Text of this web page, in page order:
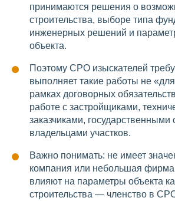
принимаются решения о
строительства, выборе типа
инженерных решений и
объекта.
Поэтому СРО изыскателей
выполняет такие работы не
рамках договорных
работе с застройщиками,
заказчиками, государственными
владельцами участков.
Важно понимать: не имеет
компания или небольшая
влияют на параметры объекта
строительства — членство в